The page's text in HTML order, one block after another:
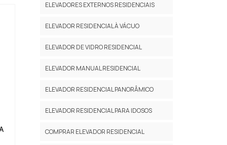
ELEVADORES EXTERNOS RESIDENCIAIS
ELEVADOR RESIDENCIAL À VÁCUO
ELEVADOR DE VIDRO RESIDENCIAL
ELEVADOR MANUAL RESIDENCIAL
ELEVADOR RESIDENCIAL PANORÂMICO
ELEVADOR RESIDENCIAL PARA IDOSOS
COMPRAR ELEVADOR RESIDENCIAL